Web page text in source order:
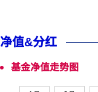
净值&分红
基金净值走势图